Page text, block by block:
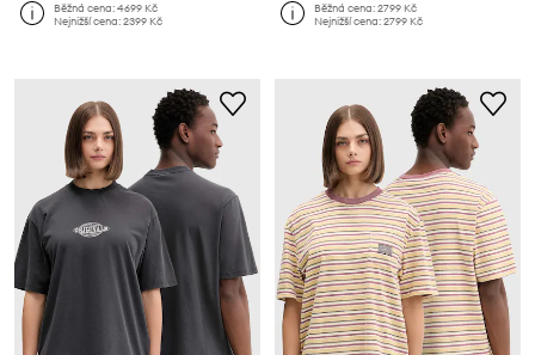
Běžná cena:4699 Kč
Nejnižší cena:2399 Kč
Běžná cena:2799 Kč
Nejnižší cena:2799 Kč